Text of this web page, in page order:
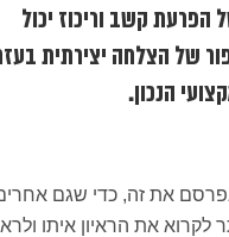
הפרעת קשב וריכוז יכול
של הצלחה יצירתית
הנכון.
את זה, כדי שגם אחרים,
לקרוא את הראיון איתו